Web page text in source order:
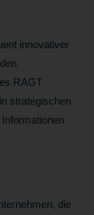
innovativer
RAGT
strategischen
die